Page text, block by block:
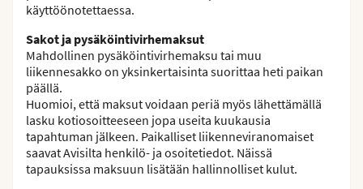
käyttöönotettaessa.
Sakot ja pysäköintivirhemaksut
Mahdollinen pysäköintivirhemaksu tai muu
liikennesakko on yksinkertaisinta suorittaa heti paikan
päällä.
Huomioi, että maksut voidaan periä myös lähettämällä
lasku kotiosoitteeseen jopa useita kuukausia
tapahtuman jälkeen. Paikalliset liikenneviranomaiset
saavat Avisilta henkilö- ja osoitetiedot. Näissä
tapauksissa maksuun lisätään hallinnolliset kulut.